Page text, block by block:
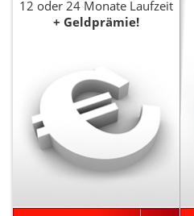
12 oder 24 Monate Laufzeit
+ Geldprämie!